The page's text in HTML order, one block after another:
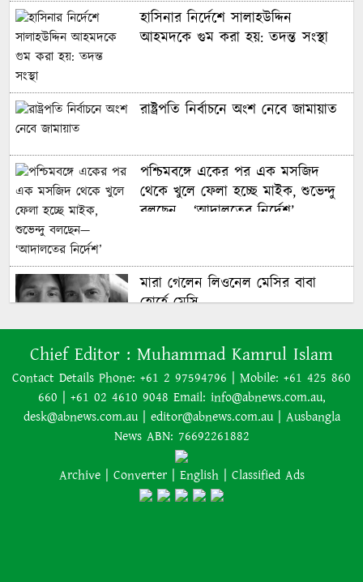
দিয়েছেন: লাম
বিশ্বকাপে টিকে রইল ক্রোয়েশিয়া,
কার হাতে উঠবে বিশ্বকাপ, জানাল
অক্টোপাস পলের উত্তরসূরিরা
অস্ট্রেলিয়াকে ২-০ গোলে হারিয়েছে
যুক্তরাষ্ট্র
হাসিনার নির্দেশে সালাহউদ্দিন
আহমদকে গুম করা হয়: তদন্ত সংস্থা
রাষ্ট্রপতি নির্বাচনে অংশ নেবে জামায়াত
পশ্চিমবঙ্গে একের পর এক মসজিদ
থেকে খুলে ফেলা হচ্ছে মাইক, শুভেন্দু
বলছেন— ‘আদালতের নির্দেশ’
মারা গেলেন লিওনেল মেসির বাবা
হোর্হে মেসি
যাত্রীর ভোগান্তির পর জেটস্টারের
আসন-সংক্রান্ত নীতিকে ‘বিভ্রান্তিকর ও
প্রতারণামূলক’ আখ্যা দেওয়া হয়েছে
বাংলাদেশের বর্তমান সরকার নিয়ে
হাসিনার মন্তব্য ভারত সমর্থন করে না:
Chief Editor : Muhammad Kamrul Islam
Contact Details Phone: +61 2 97594796 | Mobile: +61 425 860
660 | +61 02 4610 9048 Email: info@abnews.com.au,
desk@abnews.com.au | editor@abnews.com.au | Ausbangla
News ABN: 76692261882
Archive | Converter | English | Classified Ads